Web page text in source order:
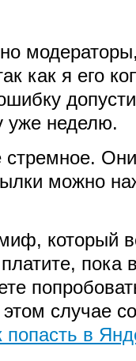
как я его
уже неделю.
стремное.
можно
который
пока
случае
попасть в